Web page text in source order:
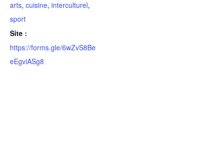
arts, cuisine, interculturel,
sport
Site :
https://forms.gle/6wZvS8Be
eEgviASg8